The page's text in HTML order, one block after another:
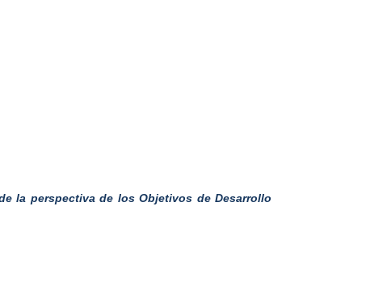
la perspectiva de los Objetivos de Desarrollo